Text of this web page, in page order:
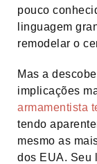
pouco
linguagem
remodelar o
Mas a
implicações
armamentista
tendo
mesmo as
dos EUA. Seu